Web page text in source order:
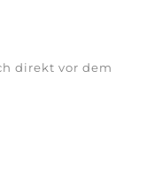
direkt vor dem